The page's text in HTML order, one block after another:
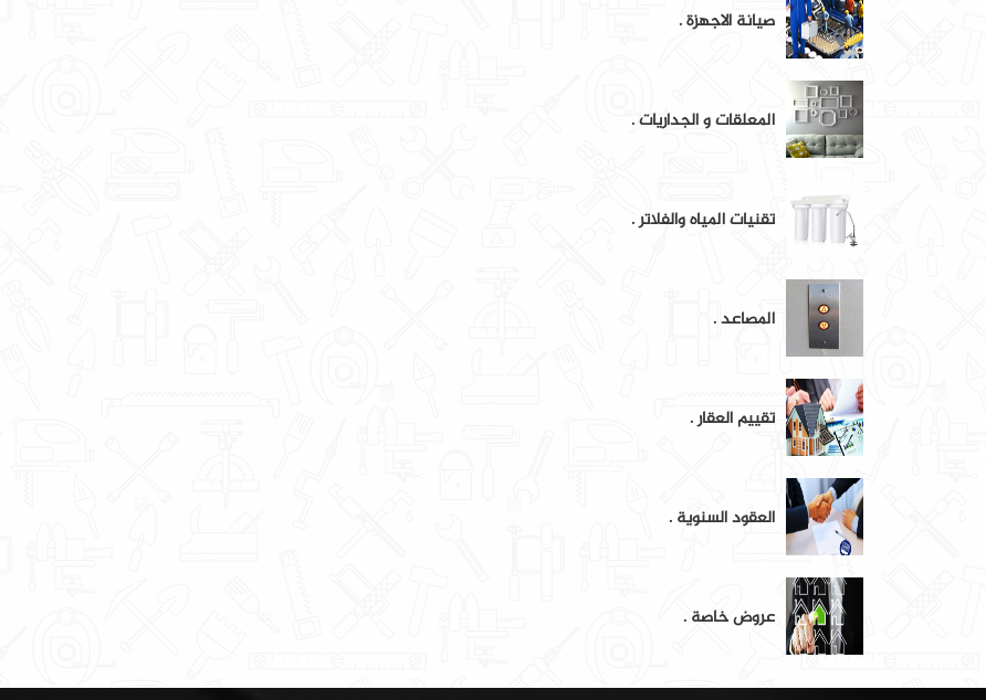
صيانة الاجهزة .
المعلقات و الجداريات .
تقنيات المياه والفلاتر .
المصاعد .
تقييم العقار .
العقود السنوية .
عروض خاصة .